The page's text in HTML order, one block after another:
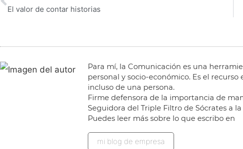
El valor de contar historias
Para mí, la Comunicación es una
personal y socio-económico. Es el
incluso de una persona.
Firme defensora de la importancia de
Seguidora del Triple Filtro de Sócrates a
Puedes leer más sobre lo que escribo en
mi blog de empresa